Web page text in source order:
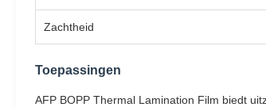
Zachtheid
Toepassingen
AFP BOPP Thermal Lamination Film biedt